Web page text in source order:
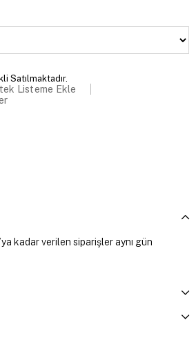
Satılmaktadır.
Listeme Ekle
kadar verilen siparişler aynı gün